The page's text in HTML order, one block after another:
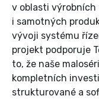
v oblasti
i samotných
vývoji systému
projekt podporuje
to, že naše
kompletních
strukturované a